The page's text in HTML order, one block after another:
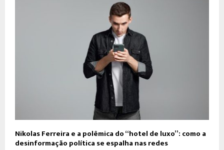
Nikolas Ferreira e a polêmica do “hotel de luxo”: como a
desinformação política se espalha nas redes